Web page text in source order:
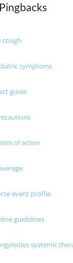
cough
symptoms
guide
of action
event profile
guidelines
systemic